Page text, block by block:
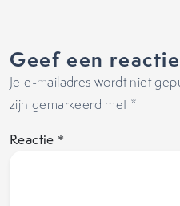
Geef een reactie
Je e-mailadres wordt niet
zijn gemarkeerd met *
Reactie *